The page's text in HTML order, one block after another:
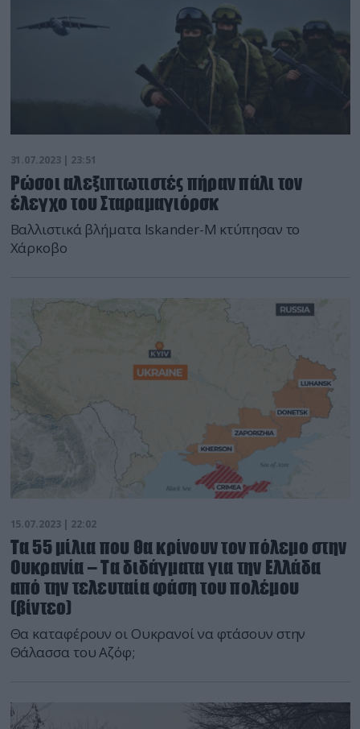
31.07.2023 | 23:51
Ρώσοι αλεξιπτωτιστές πήραν πάλι τον
έλεγχο του Σταραμαγιόρσκ
Βαλλιστικά βλήματα Iskander-M κτύπησαν το
Χάρκοβο
15.07.2023 | 22:02
Τα 55 μίλια που θα κρίνουν τον πόλεμο στην
Ουκρανία – Τα διδάγματα για την Ελλάδα
από την τελευταία φάση του πολέμου
(βίντεο)
Θα καταφέρουν οι Ουκρανοί να φτάσουν στην
Θάλασσα του Αζόφ;